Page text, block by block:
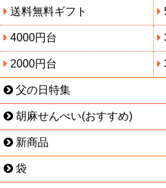
送料無料ギフト
4000円台
2000円台
父の日特集
胡麻せんべい(おすすめ)
新商品
袋